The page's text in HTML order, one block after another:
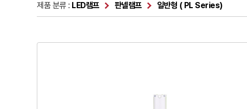
제품 분류 : LED램프 판넬램프 일반형 ( PL Series)